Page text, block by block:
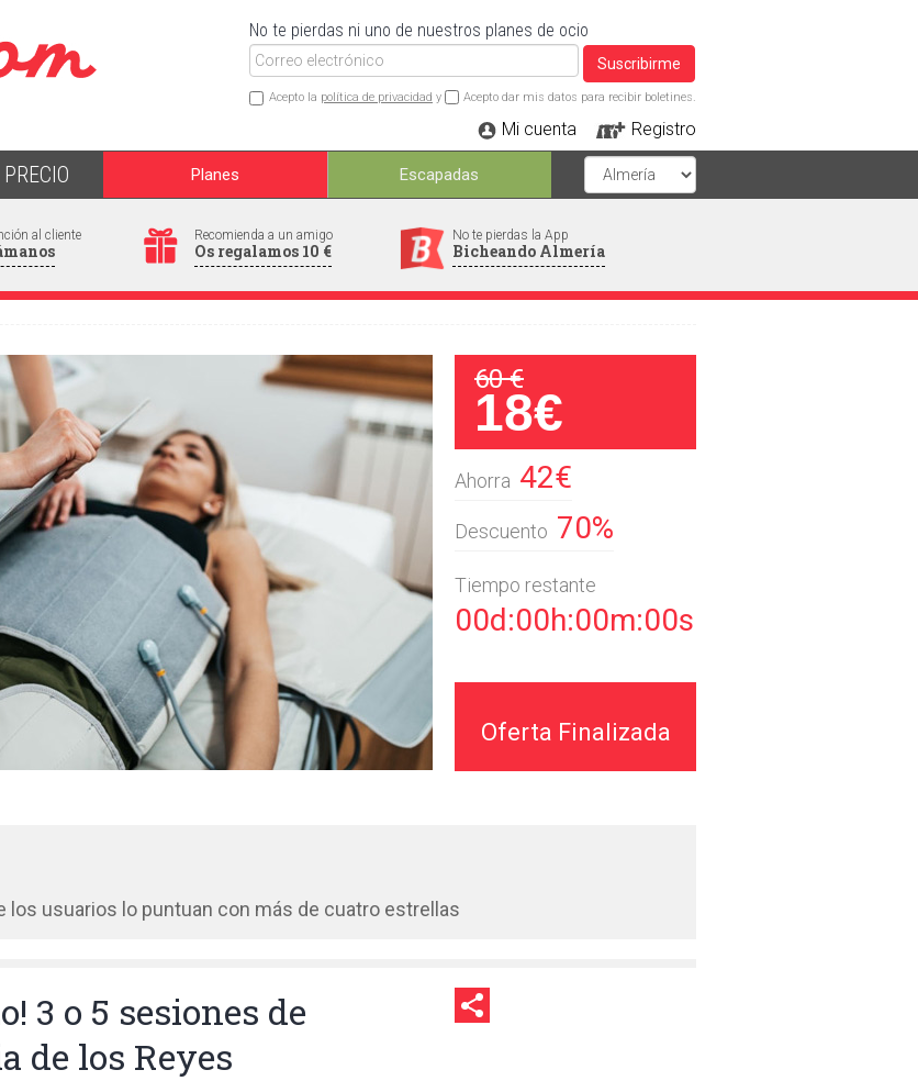
No te pierdas ni uno de nuestros planes de ocio
Suscribirme
Acepto la política de privacidad y Acepto dar mis datos para recibir boletines.
Mi cuenta Registro
Planes Escapadas
al cliente Recomienda a un amigo
Os regalamos 10 €
No te pierdas la App
Bicheando Almería
60 €
18€
Ahorra 42€
Descuento 70%
Tiempo restante
00d:00h:00m:00s
Oferta Finalizada
los usuarios lo puntuan con más de cuatro estrellas
3 o 5 sesiones de
de los Reyes